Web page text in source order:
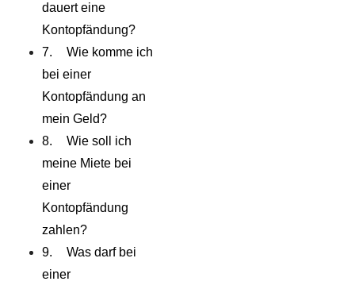
dauert eine
Kontopfändung?
Wie komme ich
bei einer
Kontopfändung an
mein Geld?
Wie soll ich
meine Miete bei
einer
Kontopfändung
zahlen?
Was darf bei
einer